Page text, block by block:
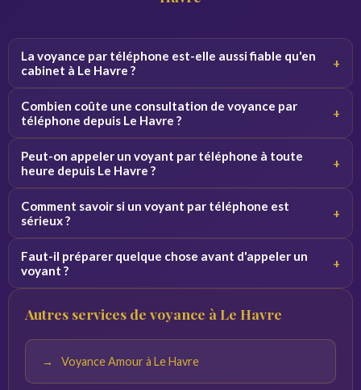
La voyance par téléphone est-elle aussi fiable qu'en
cabinet à Le Havre ?
+
Par téléphone, le voyant se concentre sur votre voix et
Combien coûte une consultation de voyance par
téléphone depuis Le Havre ?
+
voyant. Des premières minutes sont souvent offertes
Peut-on appeler un voyant par téléphone à toute
heure depuis Le Havre ?
+
pouvez appeler de jour comme de nuit depuis Le Havre et
Comment savoir si un voyant par téléphone est
sérieux ?
+
du voyant sur la plateforme. Profitez des minutes
Faut-il préparer quelque chose avant d'appeler un
voyant ?
+
calme. Plus vos questions sont précises, plus les réponses
Autres services de voyance à Le Havre
Voyance Amour à Le Havre